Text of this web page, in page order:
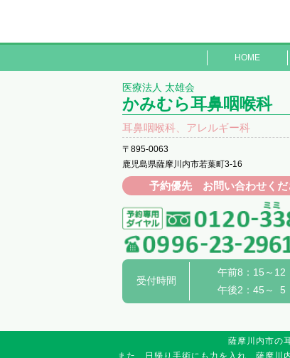
HOME
医療法人 太雄会
かみむら耳鼻咽喉科
耳鼻咽喉科、アレルギー科
〒895-0063
鹿児島県薩摩川内市若葉町3-16
予約優先 お問い合わせくだ
受付時間
午前8：15～12
午後2：45～ 5
薩摩川内市の
また、日帰り手術にも力を入れ、薩摩川